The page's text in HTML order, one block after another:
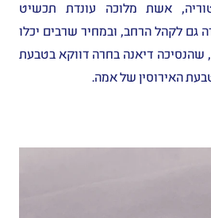
אשת מלוכה עונדת תכשיט
גם לקהל הרחב, ובמחיר שרבים יכלו
דיאנה בחרה דווקא בטבעת
האירוסין של אמה.